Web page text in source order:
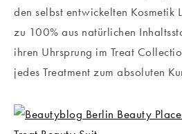
den selbst entwickelten Kosmetik
zu 100% aus natürlichen
ihren Uhrsprung im Treat
jedes Treatment zum absoluten